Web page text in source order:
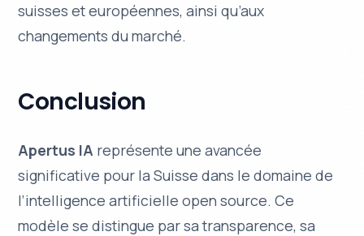
suisses et européennes, ainsi qu’aux
changements du marché.
Conclusion
Apertus IA représente une avancée
significative pour la Suisse dans le domaine de
l’intelligence artificielle open source. Ce
modèle se distingue par satransparence, sa